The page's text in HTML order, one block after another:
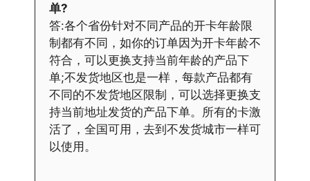
单?
答:各个省份针对不同产品的开卡年龄限
制都有不同，如你的订单因为开卡年龄不
符合，可以更换支持当前年龄的产品下
单;不发货地区也是一样，每款产品都有
不同的不发货地区限制，可以选择更换支
持当前地址发货的产品下单。所有的卡激
活了，全国可用，去到不发货城市一样可
以使用。